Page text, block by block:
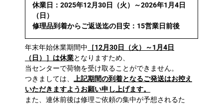
休業日：2025年12月30日（火）～2026年1月4日
（日）
修理品到着からご返送迄の目安：15営業日前後
年末年始休業期間中 ［12月30日（火）～1月4日
（日）］は休業となりますため、
当センターで荷物を受け取ることができません。
つきましては、
上記期間の到着となるご発送はお控え
いただきますようお願い申し上げます。
また、連休前後は修理ご依頼の集中が予想されるた